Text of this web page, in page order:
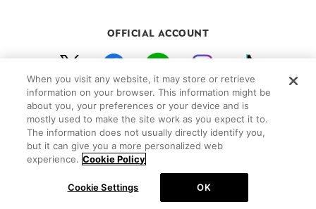
OFFICIAL ACCOUNT
初めての方向けガイド FAQ
プライバシーポリシー サイトマップ
Cookie Settings
©Peanuts Worldwide LLC
When you visit any website, it may store or retrieve
information on your browser. This information might be
about you, your preferences or your device and is
mostly used to make the site work as you expect it to.
The information does not usually directly identify you,
but it can give you a more personalized web
experience. Cookie Policy
Cookie Settings OK